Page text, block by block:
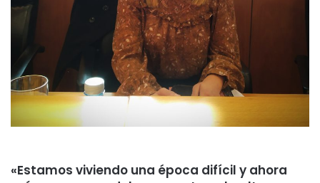
«Estamos viviendo una época difícil y ahora